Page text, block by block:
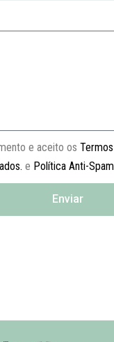
e aceito os
e Política Anti-Spam
Enviar